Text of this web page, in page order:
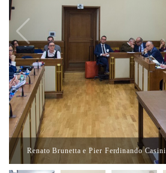
Renato Brunetta e Pier Ferdinando Casini